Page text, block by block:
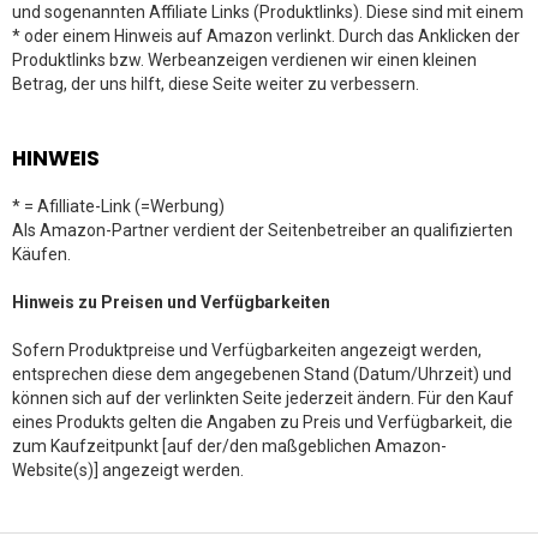
und sogenannten Affiliate Links (Produktlinks). Diese sind mit einem
* oder einem Hinweis auf Amazon verlinkt. Durch das Anklicken der
Produktlinks bzw. Werbeanzeigen verdienen wir einen kleinen
Betrag, der uns hilft, diese Seite weiter zu verbessern.
HINWEIS
* = Afilliate-Link (=Werbung)
Als Amazon-Partner verdient der Seitenbetreiber an qualifizierten
Käufen.
Hinweis zu Preisen und Verfügbarkeiten
Sofern Produktpreise und Verfügbarkeiten angezeigt werden,
entsprechen diese dem angegebenen Stand (Datum/Uhrzeit) und
können sich auf der verlinkten Seite jederzeit ändern. Für den Kauf
eines Produkts gelten die Angaben zu Preis und Verfügbarkeit, die
zum Kaufzeitpunkt [auf der/den maßgeblichen Amazon-
Website(s)] angezeigt werden.